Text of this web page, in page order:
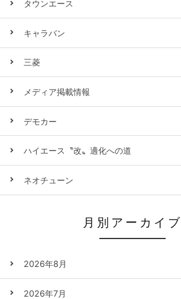
タウンエース
キャラバン
三菱
メディア掲載情報
デモカー
ハイエース〝改〟適化への道
ネオチューン
月別アーカイブ
2026年8月
2026年7月